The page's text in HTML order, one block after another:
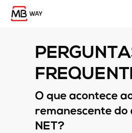
Skip
O que acontece
remanescente do
NET?